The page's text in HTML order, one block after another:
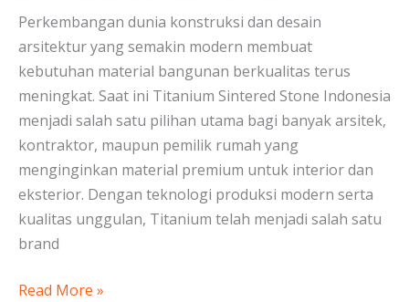
Perkembangan dunia konstruksi dan desain
arsitektur yang semakin modern membuat
kebutuhan material bangunan berkualitas terus
meningkat. Saat ini Titanium Sintered Stone Indonesia
menjadi salah satu pilihan utama bagi banyak arsitek,
kontraktor, maupun pemilik rumah yang
menginginkan material premium untuk interior dan
eksterior. Dengan teknologi produksi modern serta
kualitas unggulan, Titanium telah menjadi salah satu
brand
Brand
No.1
Read More »